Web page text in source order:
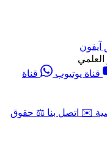
آيفون
قناة يوتيوب
قناة
✉️ اتصل بنا ⚖️ حقوق